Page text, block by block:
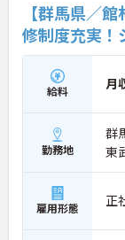
【群馬県／
修制度充実！
給料 月
勤務地
群
東
雇用形態 正